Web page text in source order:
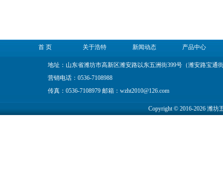
首 页 关于浩特 新闻动态 产品中心
地址：山东省潍坊市高新区潍安路以东五洲街399号（潍安路宝通
营销电话：0536-7108988
传真：0536-7108979 邮箱：wzht2010@126.com
Copyright © 2016-2026 潍